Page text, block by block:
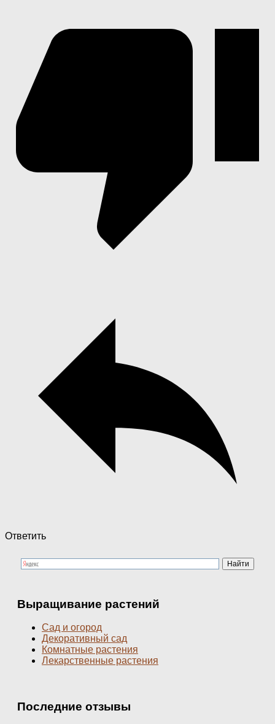
Ответить
Выращивание растений
Сад и огород
Декоративный сад
Комнатные растения
Лекарственные растения
Последние отзывы